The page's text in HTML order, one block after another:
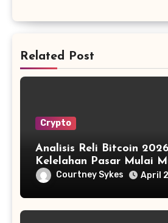
Related Post
Crypto
Analisis Reli Bitcoin
Kelelahan Pasar Mulai
Courtney Sykes April